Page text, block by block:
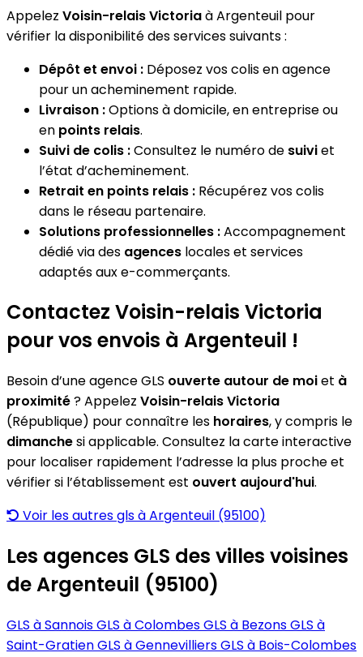
Appelez Voisin-relais Victoriaà Argenteuil pour
vérifier la disponibilité des services suivants :
Dépôt et envoi : Déposez vos colis en agence
pour un acheminement rapide.
Livraison :Options à domicile, en entreprise ou
en points relais.
Suivi de colis :Consultez le numéro de suiviet
l’état d’acheminement.
Retrait en points relais : Récupérez vos colis
dans le réseau partenaire.
Solutions professionnelles :Accompagnement
dédié via des agences locales et services
adaptés aux e-commerçants.
Contactez Voisin-relais Victoria
pour vos envois à Argenteuil !
Besoin d’une agence GLS ouverte autour de moiet à
proximité? Appelez Voisin-relais Victoria
(République) pour connaître les horaires, y compris le
dimanchesi applicable. Consultez la carte interactive
pour localiser rapidement l’adresse la plus proche et
vérifier si l’établissement est ouvert aujourd'hui.
Voir les autres gls à Argenteuil (95100)
Les agences GLS des villes voisines
de Argenteuil (95100)
GLS à SannoisGLS à ColombesGLS à BezonsGLS à
Saint-GratienGLS à GennevilliersGLS à Bois-Colombes